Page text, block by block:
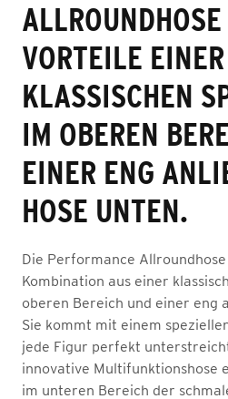
VORTEILE EINER
KLASSISCHEN
IM OBEREN
EINER ENG
HOSE UNTEN.
Die Performance
Kombination aus einer
oberen Bereich und einer eng
Sie kommt mit einem
jede Figur perfekt
innovative Multifunktionshose
im unteren Bereich der